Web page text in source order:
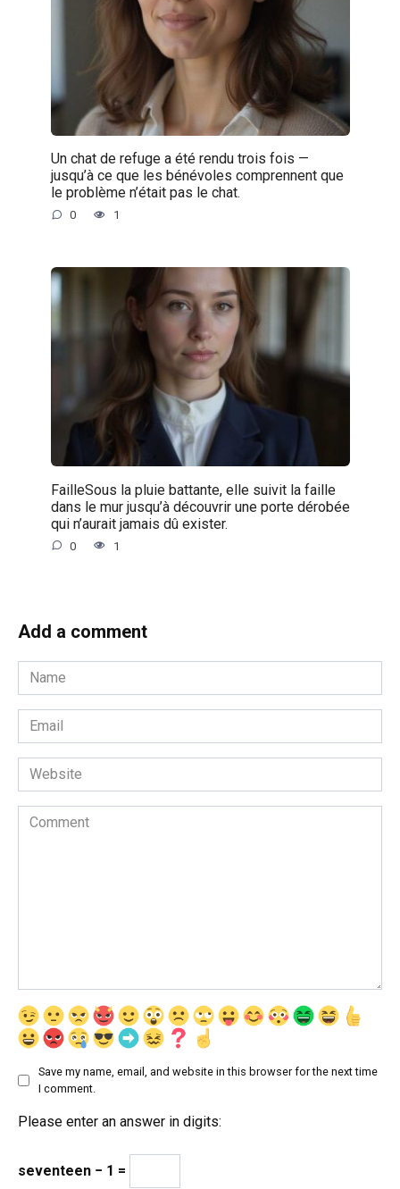
Un chat de refuge a été rendu trois fois —
jusqu’à ce que les bénévoles comprennent que
le problème n’était pas le chat.
0 1
FailleSous la pluie battante, elle suivit la faille
dans le mur jusqu’à découvrir une porte dérobée
qui n’aurait jamais dû exister.
0 1
Add a comment
Name
*
Email
*
Website
Comment
Save my name, email, and website in this browser for the next time
I comment.
Please enter an answer in digits:
seventeen − 1 =